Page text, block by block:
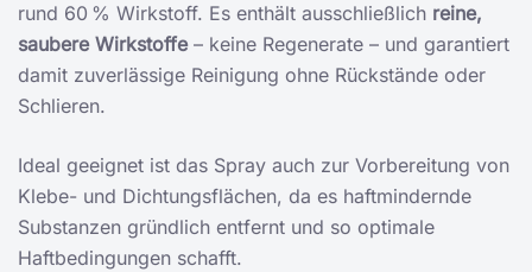
rund 60 % Wirkstoff. Es enthält ausschließlich reine,
saubere Wirkstoffe– keine Regenerate – und garantiert
damit zuverlässige Reinigung ohne Rückstände oder
Schlieren.
Ideal geeignet ist das Spray auch zur Vorbereitung von
Klebe- und Dichtungsflächen, da es haftmindernde
Substanzen gründlich entfernt und so optimale
Haftbedingungen schafft.